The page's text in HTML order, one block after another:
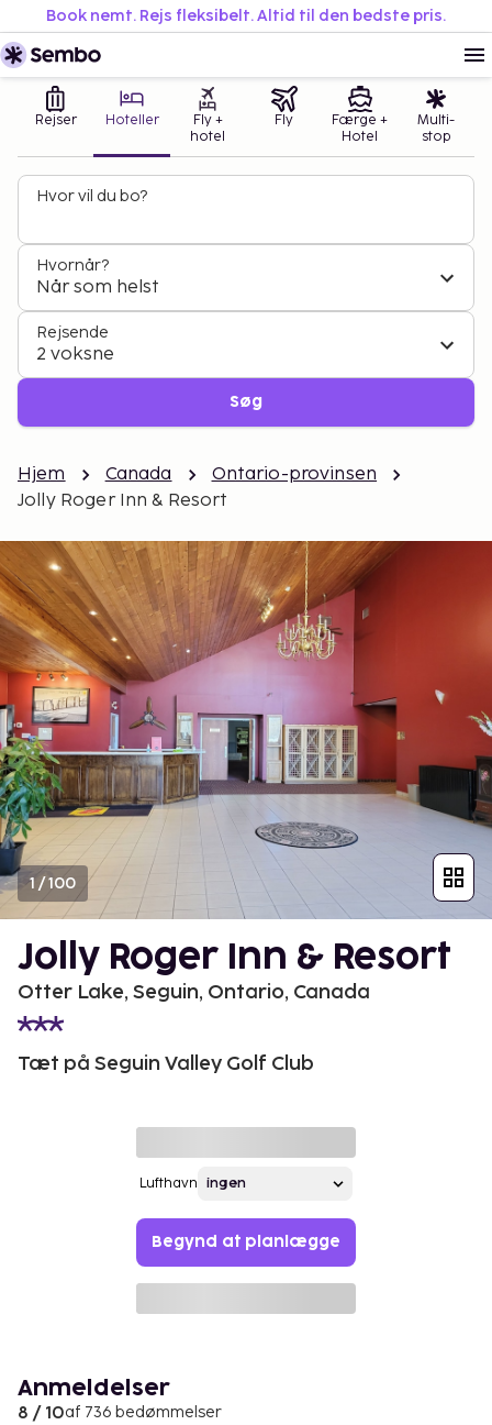
Book nemt. Rejs fleksibelt. Altid til den bedste pris.
Rejser Hoteller
Fly +
hotel
Fly
Færge +
Hotel
Multi-
stop
Hvor vil du bo?
Hvornår?
Når som helst
Rejsende
2 voksne
Søg
Hjem Canada
Ontario-provinsen
Jolly Roger Inn & Resort
1 /100
Jolly Roger Inn & Resort
Otter Lake, Seguin, Ontario, Canada
Tæt på Seguin Valley Golf Club
Lufthavn
Begynd at planlægge
Anmeldelser
8 / 10af 736 bedømmelser